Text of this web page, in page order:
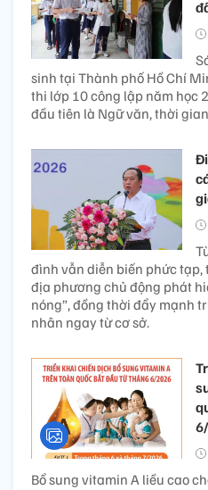
sinh tại Thành phố Hồ Chí
thi lớp 10 công lập năm học
đầu tiên là Ngữ văn, thời
đình vẫn diễn biến phức
địa phương chủ động phát
nóng”, đồng thời đẩy mạnh
nhân ngay từ cơ sở.
Bổ sung vitamin A liều cao